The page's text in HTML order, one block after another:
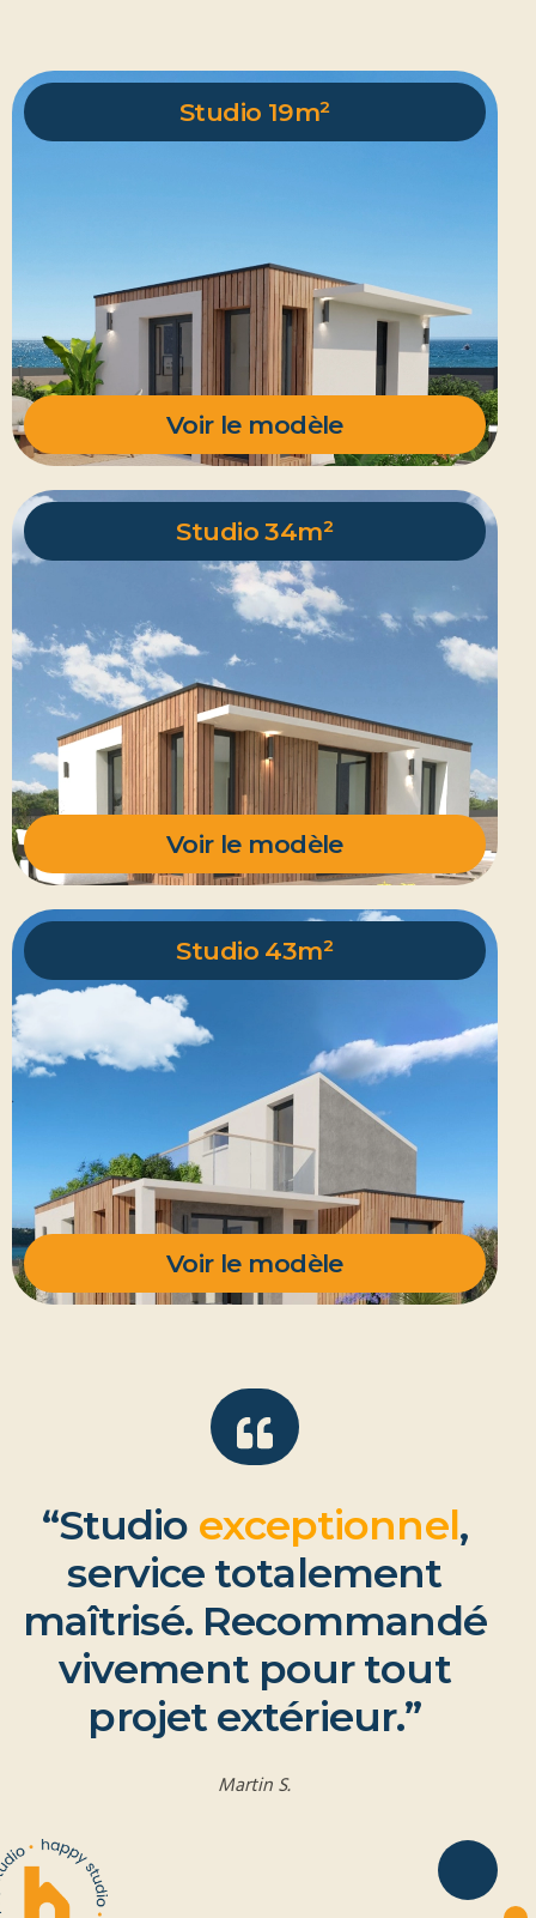
Studio 19m²
Voir le modèle
Studio 34m²
Voir le modèle
Studio 43m²
Voir le modèle
“Studio exceptionnel,
service totalement
maîtrisé. Recommandé
vivement pour tout
projet extérieur.”
Martin S.